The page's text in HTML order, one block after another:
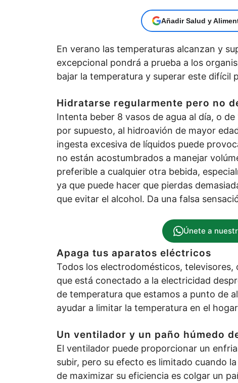
Añadir Salud y
En verano las temperaturas alcanzan y
excepcional pondrá a prueba a los
bajar la temperatura y superar este difícil
Hidratarse regularmente pero no
Intenta beber 8 vasos de agua al día, o
por supuesto, al hidroavión de mayor
ingesta excesiva de líquidos puede
no están acostumbrados a manejar
preferible a cualquier otra bebida,
ya que puede hacer que pierdas
que evitar el alcohol. Da una falsa
Únete a
Apaga tus aparatos eléctricos
Todos los electrodomésticos,
que está conectado a la electricidad
de temperatura que estamos a punto de
ayudar a limitar la temperatura en el
Un ventilador y un paño húmedo
El ventilador puede proporcionar un
subir, pero su efecto es limitado cuando
de maximizar su eficiencia es colgar un